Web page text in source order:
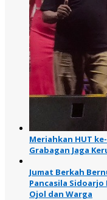
Meriahkan HUT
Grabagan Jaga
Jumat Berkah
Pancasila
Ojol dan Warga